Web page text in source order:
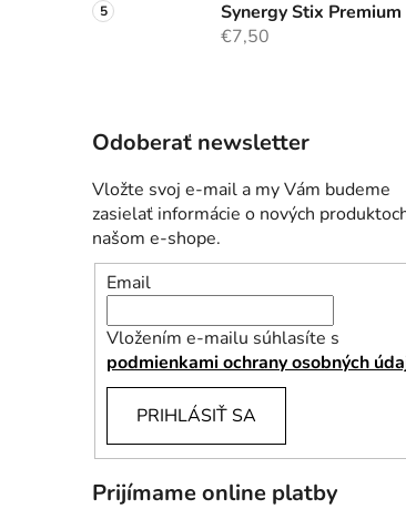
Synergy Stix
€7,50
Odoberať newsletter
Vložte svoj e-mail a my Vám budeme
zasielať informácie o nových
našom e-shope.
Email
Vložením e-mailu súhlasíte s
podmienkami ochrany osobných
PRIHLÁSIŤ SA
Prijímame online platby